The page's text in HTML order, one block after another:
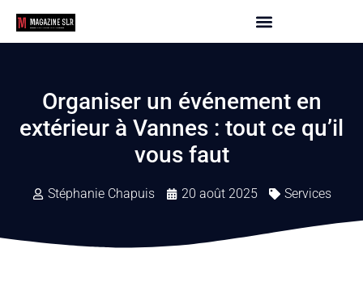
Organiser un événement en
extérieur à Vannes : tout ce qu’il
vous faut
Stéphanie Chapuis 20 août 2025 Services